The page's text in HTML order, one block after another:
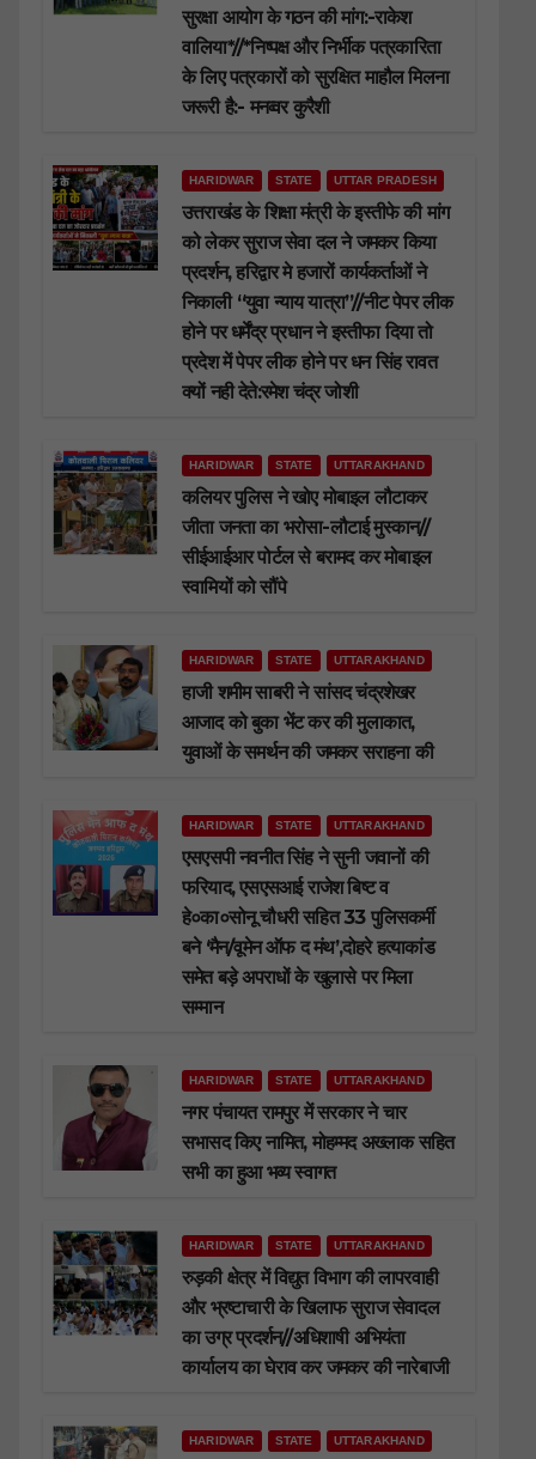
सुरक्षा आयोग के गठन की मांग:-राकेश
वालिया*//*निष्पक्ष और निर्भीक पत्रकारिता
के लिए पत्रकारों को सुरक्षित माहौल मिलना
जरूरी है:- मनव्वर कुरैशी
HARIDWAR STATE UTTAR PRADESH
उत्तराखंड के शिक्षा मंत्री के इस्तीफे की मांग
को लेकर सुराज सेवा दल ने जमकर किया
प्रदर्शन, हरिद्वार मे हजारों कार्यकर्ताओं ने
निकाली “युवा न्याय यात्रा”//नीट पेपर लीक
होने पर धर्मेंद्र प्रधान ने इस्तीफा दिया तो
प्रदेश में पेपर लीक होने पर धन सिंह रावत
क्यों नही देते:रमेश चंद्र जोशी
HARIDWAR STATE UTTARAKHAND
कलियर पुलिस ने खोए मोबाइल लौटाकर
जीता जनता का भरोसा-लौटाई मुस्कान//
सीईआईआर पोर्टल से बरामद कर मोबाइल
स्वामियों को सौंपे
HARIDWAR STATE UTTARAKHAND
हाजी शमीम साबरी ने सांसद चंद्रशेखर
आजाद को बुका भेंट कर की मुलाकात,
युवाओं के समर्थन की जमकर सराहना की
HARIDWAR STATE UTTARAKHAND
एसएसपी नवनीत सिंह ने सुनी जवानों की
फरियाद, एसएसआई राजेश बिष्ट व
हे०का०सोनू चौधरी सहित 33 पुलिसकर्मी
बने ‘मैन/वूमेन ऑफ द मंथ’,दोहरे हत्याकांड
समेत बड़े अपराधों के खुलासे पर मिला
सम्मान
HARIDWAR STATE UTTARAKHAND
नगर पंचायत रामपुर में सरकार ने चार
सभासद किए नामित, मोहम्मद अख्लाक सहित
सभी का हुआ भव्य स्वागत
HARIDWAR STATE UTTARAKHAND
रुड़की क्षेत्र में विद्युत विभाग की लापरवाही
और भ्रष्टाचारी के खिलाफ सुराज सेवादल
का उग्र प्रदर्शन//अधिशाषी अभियंता
कार्यालय का घेराव कर जमकर की नारेबाजी
HARIDWAR STATE UTTARAKHAND